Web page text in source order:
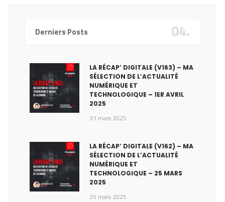
Derniers Posts 04.
LA RÉCAP’ DIGITALE (V163) – MA
SÉLECTION DE L’ACTUALITÉ
NUMÉRIQUE ET
TECHNOLOGIQUE – 1ER AVRIL
2025
31 mars 2025
LA RÉCAP’ DIGITALE (V162) – MA
SÉLECTION DE L’ACTUALITÉ
NUMÉRIQUE ET
TECHNOLOGIQUE – 25 MARS
2025
25 mars 2025